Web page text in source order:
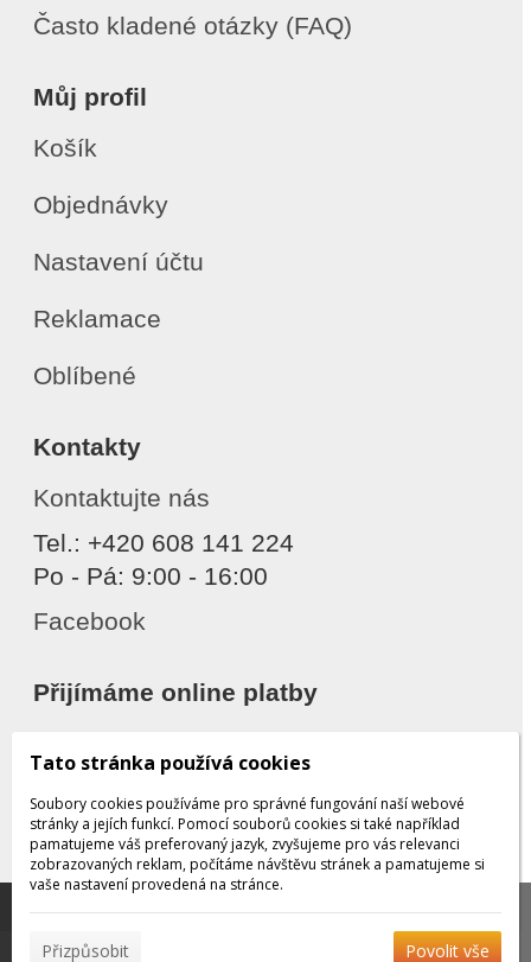
Často kladené otázky (FAQ)
Můj profil
Košík
Objednávky
Nastavení účtu
Reklamace
Oblíbené
Kontakty
Kontaktujte nás
Tel.: +420 608 141 224
Po - Pá: 9:00 - 16:00
Facebook
Přijímáme online platby
Děkujeme za důvěru
pomáhají poskytovat služby. Používáním našich služeb
vyjadřujete souhlas s používáním souborů cookies.Více ✖
Tato stránka používá cookies
Soubory cookies používáme pro správné fungování naší webové
stránky a jejích funkcí. Pomocí souborů cookies si také například
pamatujeme váš preferovaný jazyk, zvyšujeme pro vás relevanci
zobrazovaných reklam, počítáme návštěvu stránek a pamatujeme si
vaše nastavení provedená na stránce.
Přizpůsobit Povolit vše